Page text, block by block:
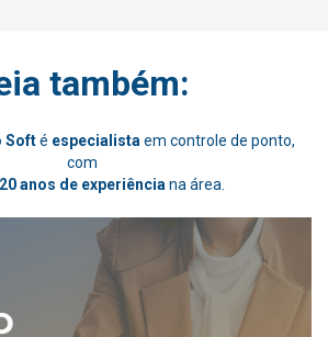
também:
Softé especialistaem controle de ponto,
com
20 anos de experiênciana área.